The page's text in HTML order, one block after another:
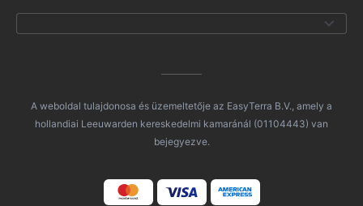
A weboldal tulajdonosa és üzemeltetője az EasyTerra B.V., amely a
hollandiai Leeuwarden kereskedelmi kamaránál (01104443) van
bejegyezve.